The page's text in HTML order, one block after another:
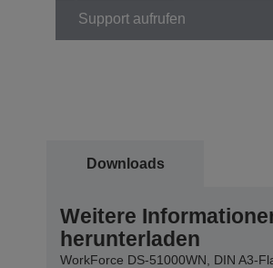
Support aufrufen
Downloads
Weitere
herunterladen
WorkForce DS-51000WN, DIN A3-